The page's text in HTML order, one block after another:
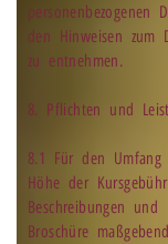
personenbezogenen
den Hinweisen zum
zu entnehmen.
8. Pflichten und
8.1 Für den
Höhe der
Beschreibungen
Broschüre